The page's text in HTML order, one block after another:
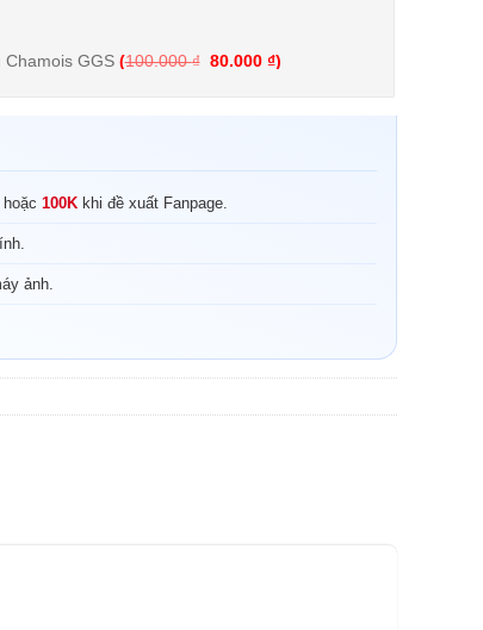
GGS (100.000₫ Giá gốc là: 100.000 ₫.
80.000 ₫Giá hiện tại là: 80.000 ₫.
)
100K khi đề xuất Fanpage.
ảnh.